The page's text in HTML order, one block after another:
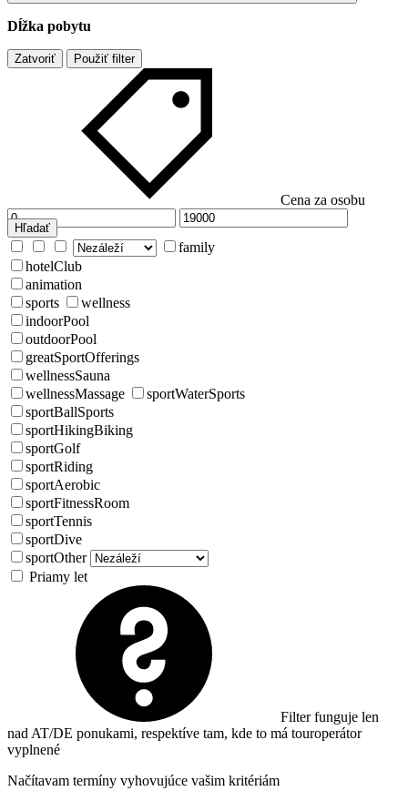
Dĺžka pobytu
Zatvoriť Použiť filter
Cena za osobu
Hľadať
family
hotelClub
animation
sports
wellness
indoorPool
outdoorPool
greatSportOfferings
wellnessSauna
wellnessMassage
sportWaterSports
sportBallSports
sportHikingBiking
sportGolf
sportRiding
sportAerobic
sportFitnessRoom
sportTennis
sportDive
sportOther
Priamy let
Filter funguje len
nad AT/DE ponukami, respektíve tam, kde to má touroperátor
vyplnené
Načítavam termíny vyhovujúce vašim kritériám